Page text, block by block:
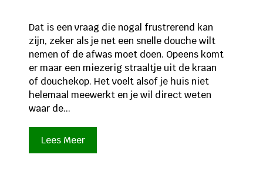
Dat is een vraag die nogal frustrerend kan
zijn, zeker als je net een snelle douche wilt
nemen of de afwas moet doen. Opeens komt
er maar een miezerig straaltje uit de kraan
of douchekop. Het voelt alsof je huis niet
helemaal meewerkt en je wil direct weten
waar de...
Lees Meer